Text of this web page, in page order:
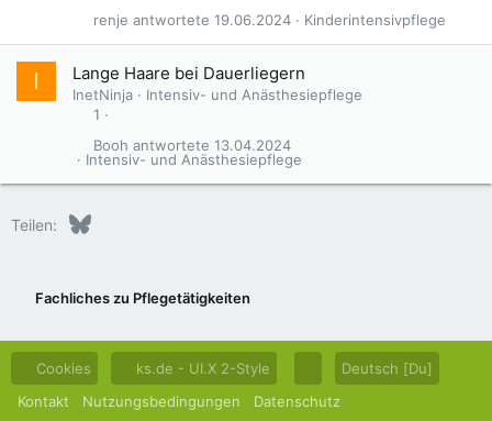
Kinderintensivpflege
19.06.2024
renje
I Lange Haare bei Dauerliegern
InetNinja
Intensiv- und Anästhesiepflege
1
Intensiv- und Anästhesiepflege
13.04.2024
Booh
Teilen: Bluesky
Fachliches zu Pflegetätigkeiten
Cookies ks.de - UI.X 2-Style
Deutsch [Du]
Kontakt
Nutzungsbedingungen
Datenschutz